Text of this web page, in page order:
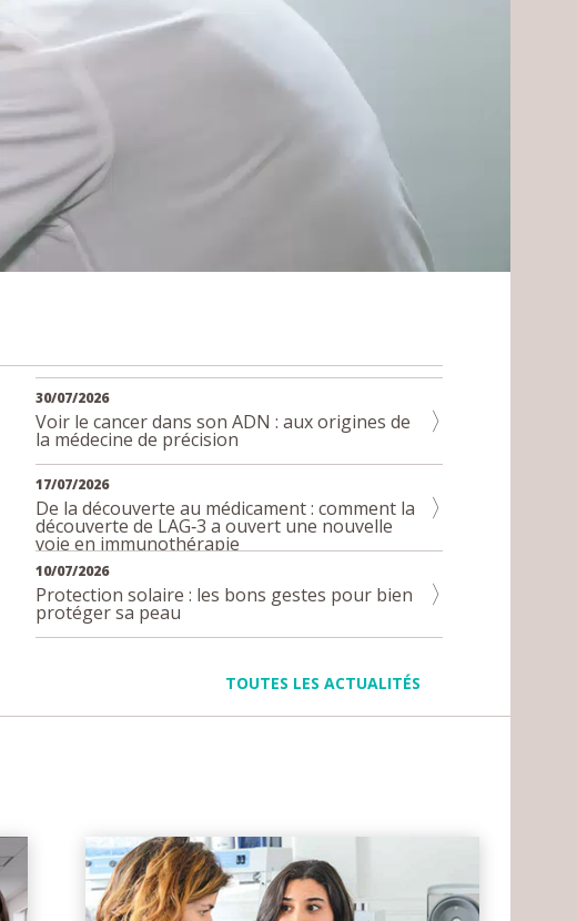
30/07/2026
Voir le cancer dans son ADN : aux origines de
la médecine de précision
17/07/2026
De la découverte au médicament : comment la
découverte de LAG‑3 a ouvert une nouvelle
voie en immunothérapie
10/07/2026
Protection solaire : les bons gestes pour bien
protéger sa peau
TOUTES LES ACTUALITÉS